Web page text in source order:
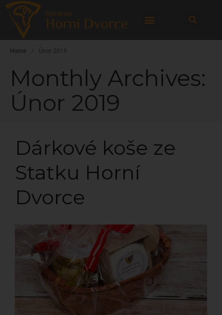
Úvod
Náš příběh
Hospůdka
Zrající sýry
Speciality
Ovčí jogurty
Jehněčí maso
Kde koupit
Chci prodávat
Kontakt
Home / Únor 2019
Monthly Archives:
Únor 2019
Dárkové koše ze
Statku Horní
Dvorce